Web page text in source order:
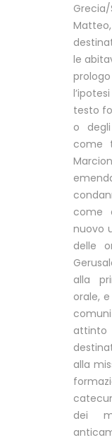
le
testo
o
come
come
nuovo
delle
alla
orale,
alla
dei